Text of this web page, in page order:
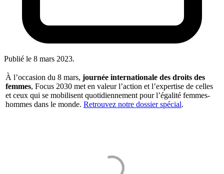
Publié le 8 mars 2023.
À l’occasion du 8 mars, journée internationale des droits des
femmes, Focus 2030 met en valeur l’action et l’expertise de celles
et ceux qui se mobilisent quotidiennement pour l’égalité femmes-
hommes dans le monde. Retrouvez notre dossier spécial.